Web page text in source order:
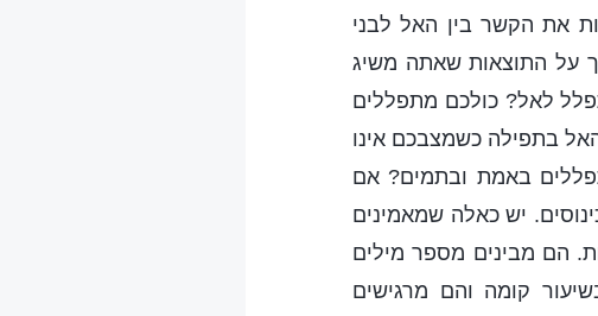
את הקשר בין האל לבני
על התוצאות שאתה משיג
לאל? כולכם מתפללים
בתפילה כשמצבכם אינו
באמת ובתמים? אם
יש כאלה שמאמינים
הם מבינים מספר מילים
קומה והם מרגישים